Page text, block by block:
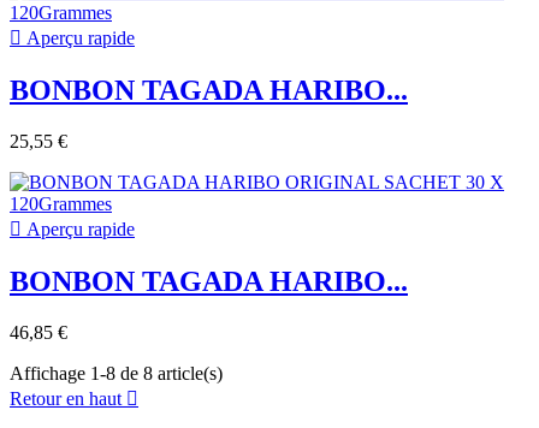
 Aperçu rapide
BONBON TAGADA HARIBO...
25,55 €
 Aperçu rapide
BONBON TAGADA HARIBO...
46,85 €
Affichage 1-8 de 8 article(s)
Retour en haut 